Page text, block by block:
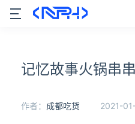
记忆故事火锅串
作者： 成都吃货 2021-